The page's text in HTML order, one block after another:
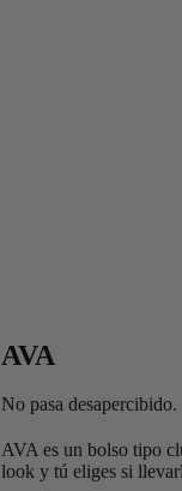
AVA
No pasa desapercibido.
AVA es un bolso tipo
look y tú eliges si